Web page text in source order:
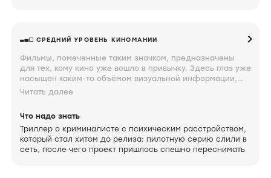
СРЕДНИЙ УРОВЕНЬ КИНОМАНИИ
Фильмы, помеченные таким значком, предназначены
для тех, кому кино уже вошло в привычку. Здесь глаз уже
насыщен каким-то объёмом визуальной информации,
мозг неплохо ориентируется в происходящем на экране,
о том, что вы довольно крепко увязли.
Читать далее
Что надо знать
Триллер о криминалисте с психическим расстройством,
который стал хитом до релиза: пилотную серию слили в
сеть, после чего проект пришлось спешно переснимать